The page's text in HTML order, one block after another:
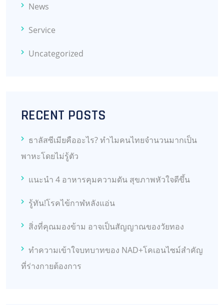
News
Service
Uncategorized
RECENT POSTS
ธาลัสซีเมียคืออะไร? ทำไมคนไทยจำนวนมากเป็น
พาหะโดยไม่รู้ตัว
แนะนำ 4 อาหารคุมความดัน สุขภาพหัวใจดีขึ้น
รู้ทัน!โรคไข้กาฬหลังแอ่น
สิ่งที่คุณมองข้าม อาจเป็นสัญญาณของวัยทอง
ทำความเข้าใจบทบาทของ NAD+โคเอนไซม์สำคัญ
ที่ร่างกายต้องการ